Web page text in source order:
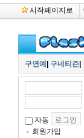
시작페이지로
구연예 구네티즌
자동
회원가입